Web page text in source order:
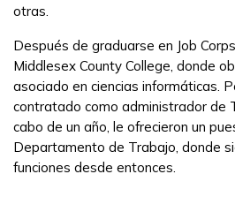
otras.
Después de graduarse en Job
Middlesex County College, donde
asociado en ciencias informáticas.
contratado como administrador de
cabo de un año, le ofrecieron un
Departamento de Trabajo, donde
funciones desde entonces.